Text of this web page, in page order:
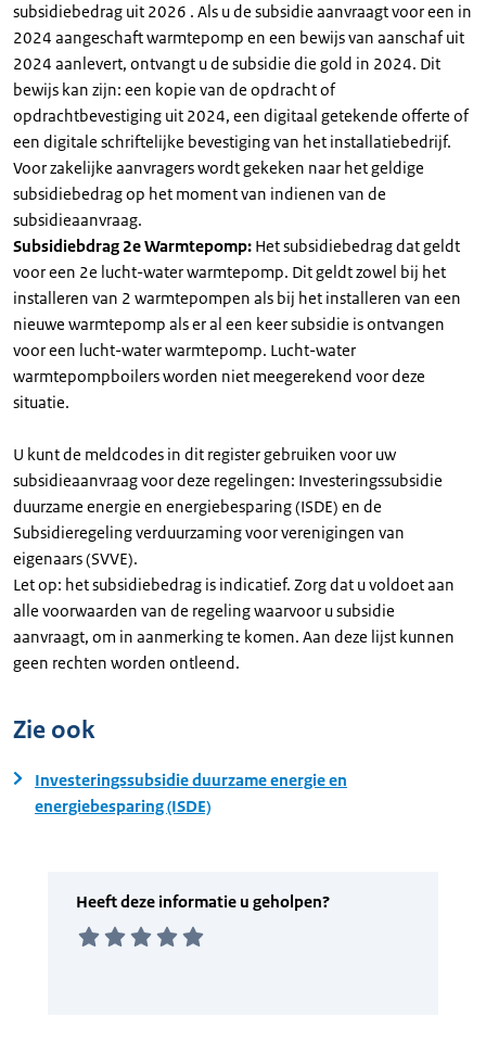
subsidiebedrag uit 2026 . Als u de subsidie aanvraagt voor een in
2024 aangeschaft warmtepomp en een bewijs van aanschaf uit
2024 aanlevert, ontvangt u de subsidie die gold in 2024. Dit
bewijs kan zijn: een kopie van de opdracht of
opdrachtbevestiging uit 2024, een digitaal getekende offerte of
een digitale schriftelijke bevestiging van het installatiebedrijf.
Voor zakelijke aanvragers wordt gekeken naar het geldige
subsidiebedrag op het moment van indienen van de
subsidieaanvraag.
Subsidiebdrag 2e Warmtepomp: Het subsidiebedrag dat geldt
voor een 2e lucht-water warmtepomp. Dit geldt zowel bij het
installeren van 2 warmtepompen als bij het installeren van een
nieuwe warmtepomp als er al een keer subsidie is ontvangen
voor een lucht-water warmtepomp. Lucht-water
warmtepompboilers worden niet meegerekend voor deze
situatie.
U kunt de meldcodes in dit register gebruiken voor uw
subsidieaanvraag voor deze regelingen: Investeringssubsidie
duurzame energie en energiebesparing (ISDE) en de
Subsidieregeling verduurzaming voor verenigingen van
eigenaars (SVVE).
Let op: het subsidiebedrag is indicatief. Zorg dat u voldoet aan
alle voorwaarden van de regeling waarvoor u subsidie
aanvraagt, om in aanmerking te komen. Aan deze lijst kunnen
geen rechten worden ontleend.
Zie ook
Investeringssubsidie duurzame energie en
energiebesparing (ISDE)